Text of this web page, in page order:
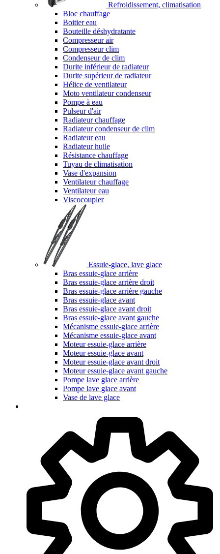
Refroidissement, climatisation
Bloc chauffage
Boitier eau
Bouteille déshydratante
Compresseur air
Compresseur clim
Condenseur de clim
Durite inférieur de radiateur
Durite supérieur de radiateur
Hélice de ventilateur
Moto ventilateur condenseur
Pompe à eau
Pulseur d'air
Radiateur chauffage
Radiateur condenseur de clim
Radiateur eau
Radiateur huile
Résistance chauffage
Tuyau de climatisation
Vase d'expansion
Ventilateur chauffage
Ventilateur eau
Viscocoupler
Essuie-glace, lave glace
Bras essuie-glace arrière
Bras essuie-glace arrière droit
Bras essuie-glace arrière gauche
Bras essuie-glace avant
Bras essuie-glace avant droit
Bras essuie-glace avant gauche
Mécanisme essuie-glace arrière
Mécanisme essuie-glace avant
Moteur essuie-glace arrière
Moteur essuie-glace avant
Moteur essuie-glace avant droit
Moteur essuie-glace avant gauche
Pompe lave glace arrière
Pompe lave glace avant
Vase de lave glace